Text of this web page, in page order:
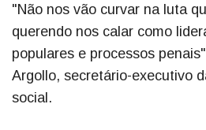
"Não nos vão curvar na luta
querendo nos calar como
populares e processos
Argollo, secretário-executivo
social.